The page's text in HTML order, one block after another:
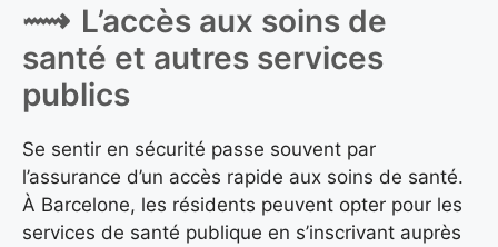
L’accès aux soins de
santé et autres services
publics
Se sentir en sécurité passe souvent par
l’assurance d’un accès rapide aux soins de santé.
À Barcelone, les résidents peuvent opter pour les
services de santé publique en s’inscrivant auprès